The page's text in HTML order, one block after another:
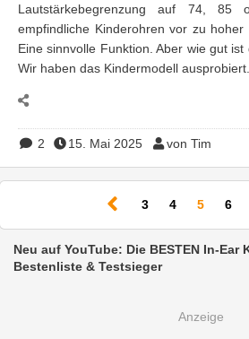
Lautstärkebegrenzung auf 74, 85
empfindliche Kinderohren vor zu hoher
Eine sinnvolle Funktion. Aber wie gut
Wir haben das Kindermodell ausprobiert.
2 15. Mai 2025 von Tim
3 4 5 6
Neu auf YouTube: Die BESTEN In-Ear
Bestenliste & Testsieger